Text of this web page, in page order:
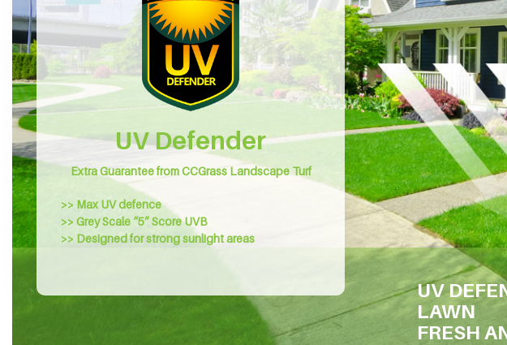
UV
LAWN
FRESH
UV Defender
Extra Guarantee from CCGrass Landscape Turf
>> Max UV defence
>> Grey Scale “5” Score UVB
>> Designed for strong sunlight areas